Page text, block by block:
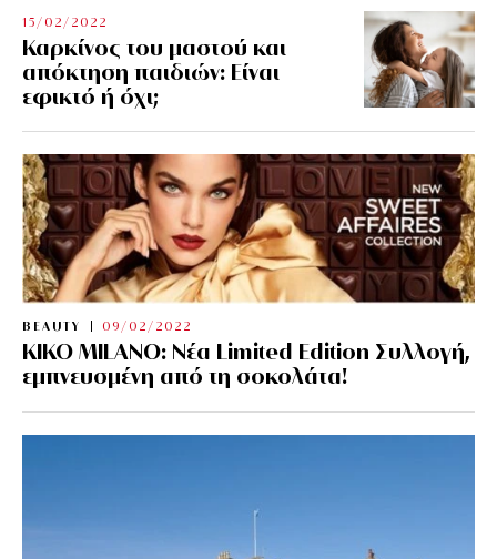
15/02/2022
Καρκίνος του μαστού και
απόκτηση παιδιών: Είναι
εφικτό ή όχι;
BEAUTY 09/02/2022
KIKO MILANO: Νέα Limited Edition Συλλογή,
εμπνευσμένη από τη σοκολάτα!